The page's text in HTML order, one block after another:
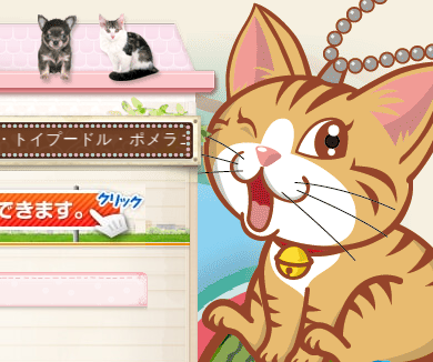
ポメラニアン他多数の子犬子猫が常時4,500頭以上